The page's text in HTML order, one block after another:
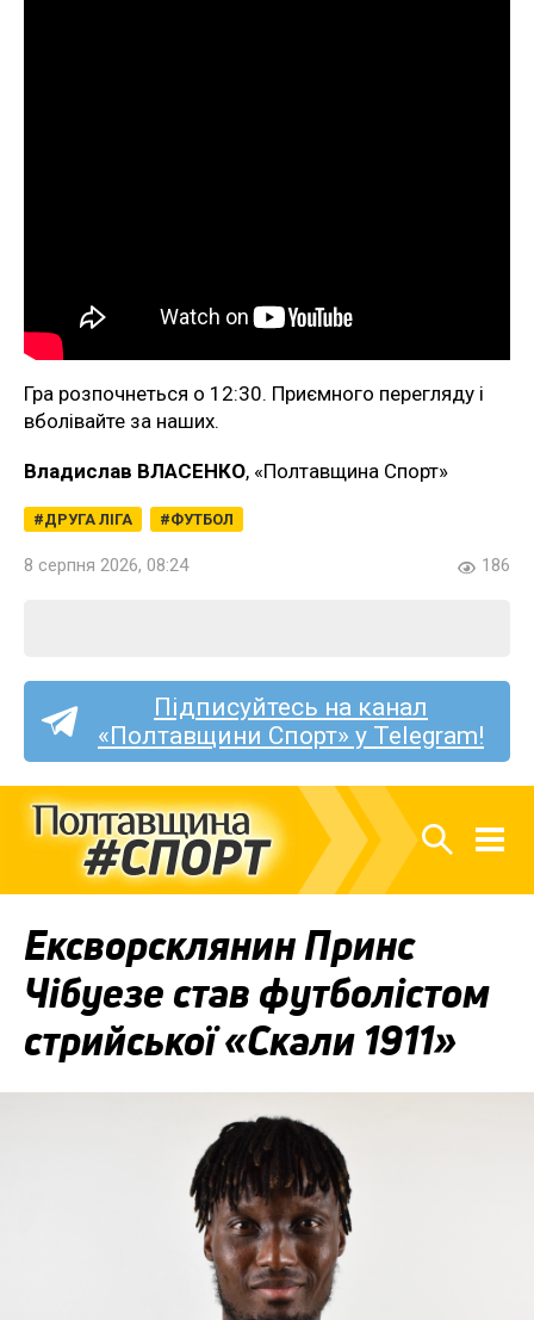
Гра розпочнеться о 12:30. Приємного перегляду і
вболівайте за наших.
Владислав ВЛАСЕНКО, «Полтавщина Спорт»
ДРУГА ЛІГА ФУТБОЛ
8 серпня 2026, 08:24 186
Підписуйтесь на канал
«Полтавщини Спорт» у Telegram!
Ексворсклянин Принс
Чібуезе став футболістом
стрийської «Скали 1911»